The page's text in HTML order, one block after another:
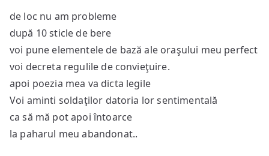
de loc nu am probleme
după 10 sticle de bere
voi pune elementele de bază ale oraşului meu perfect
voi decreta regulile de convieţuire.
apoi poezia mea va dicta legile
Voi aminti soldaţilor datoria lor sentimentală
ca să mă pot apoi întoarce
la paharul meu abandonat..